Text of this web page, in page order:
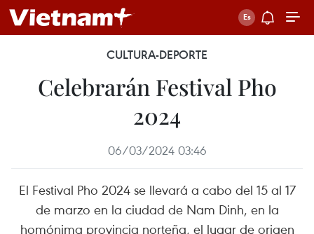
CULTURA-DEPORTE
Celebrarán Festival Pho
2024
06/03/2024 03:46
El Festival Pho 2024 se llevará a cabo del 15 al 17
de marzo en la ciudad de Nam Dinh, en la
homónima provincia norteña, el lugar de origen